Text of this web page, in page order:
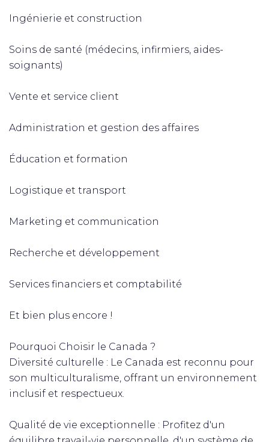
Ingénierie et construction
Soins de santé (médecins, infirmiers, aides-
soignants)
Vente et service client
Administration et gestion des affaires
Éducation et formation
Logistique et transport
Marketing et communication
Recherche et développement
Services financiers et comptabilité
Et bien plus encore !
Pourquoi Choisir le Canada ?
Diversité culturelle : Le Canada est reconnu pour
son multiculturalisme, offrant un environnement
inclusif et respectueux.
Qualité de vie exceptionnelle : Profitez d'un